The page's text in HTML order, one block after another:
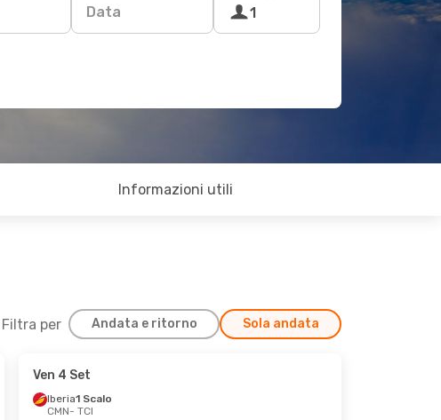
Data 1
Informazioni utili
Filtra per Andata e ritorno Sola andata
Ven 4 Set
Iberia1 Scalo
CMN- TCI